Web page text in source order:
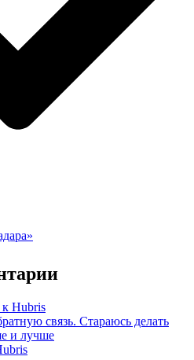
к Hubris
связь. Стараюсь делать
и лучше